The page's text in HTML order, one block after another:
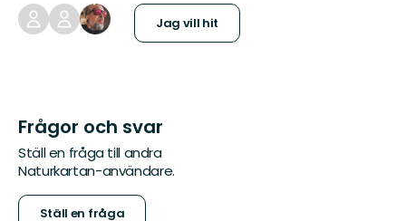
Jag vill hit
Frågor och svar
Ställ en fråga till andra
Naturkartan-användare.
Ställ en fråga